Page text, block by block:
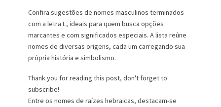
Confira sugestões de nomes masculinos terminados
com a letra L, ideais para quem busca opções
marcantes e com significados especiais. A lista reúne
nomes de diversas origens, cada um carregando sua
própria história e simbolismo.
Thank you for reading this post, don't forget to
subscribe!
Entre os nomes de raízes hebraicas, destacam-se